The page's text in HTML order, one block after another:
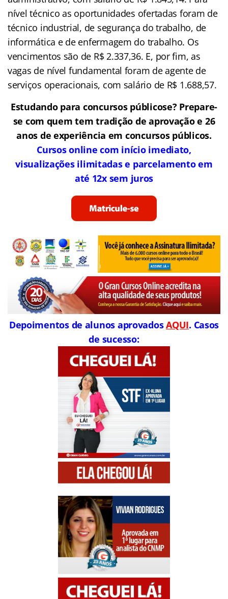
nível técnico as oportunidades ofertadas foram de
técnico industrial, de segurança do trabalho, de
informática e de enfermagem do trabalho. Os
vencimentos são de R$ 2.337,36. E, por fim, as
vagas de nível fundamental foram de agente de
serviços operacionais, com salário de R$ 1.688,57.
Estudando para concursos públicose? Prepare-
se com quem tem tradição de aprovação e 26
anos de experiência em concursos públicos.
Cursos online com início imediato,
visualizações ilimitadas e parcelamento em
até 12x sem juros
Depoimentos de alunos aprovadosAQUI. Casos
de sucesso: